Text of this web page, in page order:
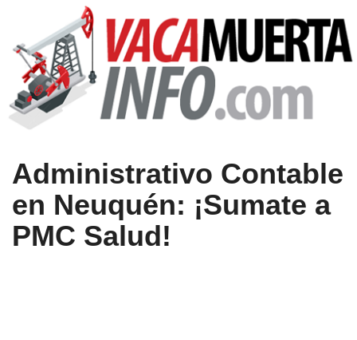
Administrativo Contable
en Neuquén: ¡Sumate a
PMC Salud!